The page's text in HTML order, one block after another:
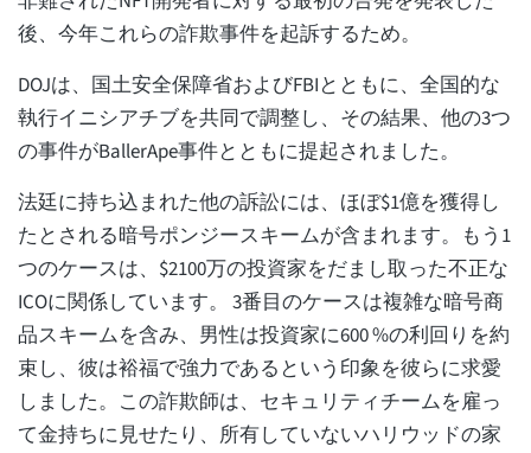
後、今年これらの詐欺事件を起訴するため。
DOJは、国土安全保障省およびFBIとともに、全国的な
執行イニシアチブを共同で調整し、その結果、他の3つ
の事件がBallerApe事件とともに提起されました。
法廷に持ち込まれた他の訴訟には、ほぼ$1億を獲得し
たとされる暗号ポンジースキームが含まれます。もう1
つのケースは、$2100万の投資家をだまし取った不正な
ICOに関係しています。 3番目のケースは複雑な暗号商
品スキームを含み、男性は投資家に600 %の利回りを約
束し、彼は裕福で強力であるという印象を彼らに求愛
しました。この詐欺師は、セキュリティチームを雇っ
て金持ちに見せたり、所有していないハリウッドの家